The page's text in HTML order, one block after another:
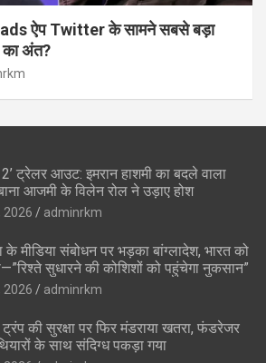
ऐप Twitter के सामने सबसे बड़ा
अंत?
2’ ट्रेलर आउट: इमरान हाशमी का बदले वाला
आजमी के विलेन रोल ने उड़ाए होश
2026 adminrkm
मीडिया संबोधन पर भड़का बांग्लादेश, भारत को
सुधारने की कोशिशों को पहुंचेगा नुकसान”
2026 adminrkm
की सुरक्षा पर फिर मंडराया खतरा, फंडरेजर
के साथ संदिग्ध पकड़ा गया